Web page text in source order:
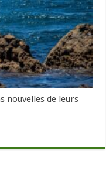
nouvelles de leurs